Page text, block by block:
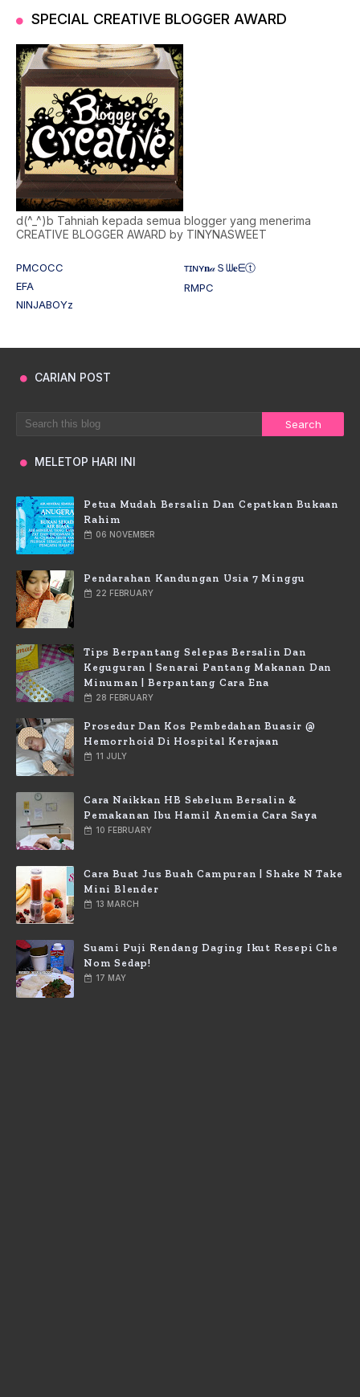
SPECIAL CREATIVE BLOGGER AWARD
d(^_^)b Tahniah kepada semua blogger yang menerima
CREATIVE BLOGGER AWARD by TINYNASWEET
PMCOCC
ᴛɪɴʏ𝐧𝒶Ｓᗯ𝐞ᗴⓣ
EFA
RMPC
NINJABOYz
CARIAN POST
MELETOP HARI INI
Petua Mudah Bersalin Dan Cepatkan Bukaan
Rahim
06 NOVEMBER
Pendarahan Kandungan Usia 7 Minggu
22 FEBRUARY
Tips Berpantang Selepas Bersalin Dan
Keguguran | Senarai Pantang Makanan Dan
Minuman | Berpantang Cara Ena
28 FEBRUARY
Prosedur Dan Kos Pembedahan Buasir @
Hemorrhoid Di Hospital Kerajaan
11 JULY
Cara Naikkan HB Sebelum Bersalin &
Pemakanan Ibu Hamil Anemia Cara Saya
10 FEBRUARY
Cara Buat Jus Buah Campuran | Shake N Take
Mini Blender
13 MARCH
Suami Puji Rendang Daging Ikut Resepi Che
Nom Sedap!
17 MAY